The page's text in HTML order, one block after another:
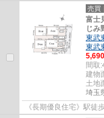
売買
富士
じみ
東武
東武
間取:
建物
土地
埼玉
《長期優良住宅》駅